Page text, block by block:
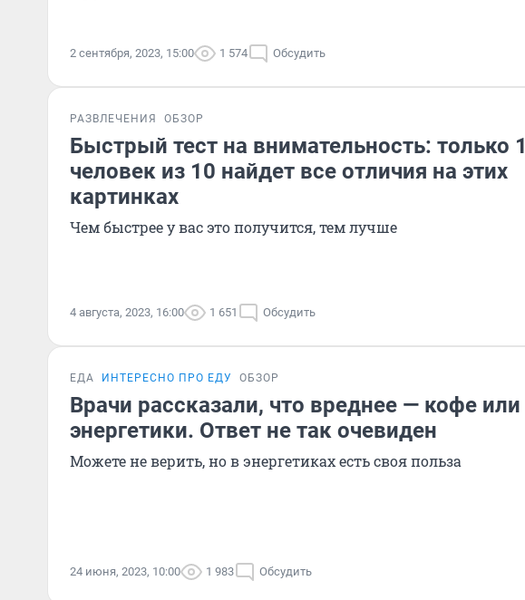
2 сентября, 2023, 15:00 1 574 Обсудить
РАЗВЛЕЧЕНИЯ ОБЗОР
Быстрый тест на внимательность: только 1
человек из 10 найдет все отличия на этих
картинках
Чем быстрее у вас это получится, тем лучше
4 августа, 2023, 16:00 1 651 Обсудить
ЕДА ИНТЕРЕСНО ПРО ЕДУ ОБЗОР
Врачи рассказали, что вреднее — кофе или
энергетики. Ответ не так очевиден
Можете не верить, но в энергетиках есть своя польза
24 июня, 2023, 10:00 1 983 Обсудить